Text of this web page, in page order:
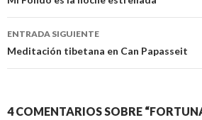
entradas
ENTRADA SIGUIENTE
Meditación tibetana en Can Papasseit
4 COMENTARIOS SOBRE